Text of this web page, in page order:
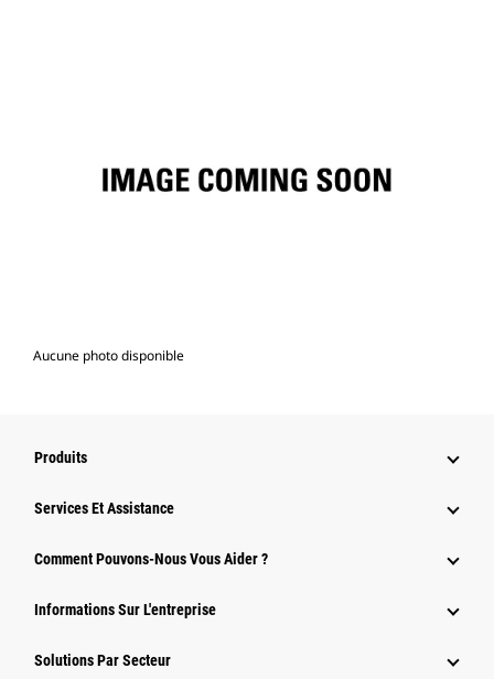
Aucune photo disponible
Produits
Services Et Assistance
Comment Pouvons-Nous Vous Aider ?
Informations Sur L'entreprise
Solutions Par Secteur